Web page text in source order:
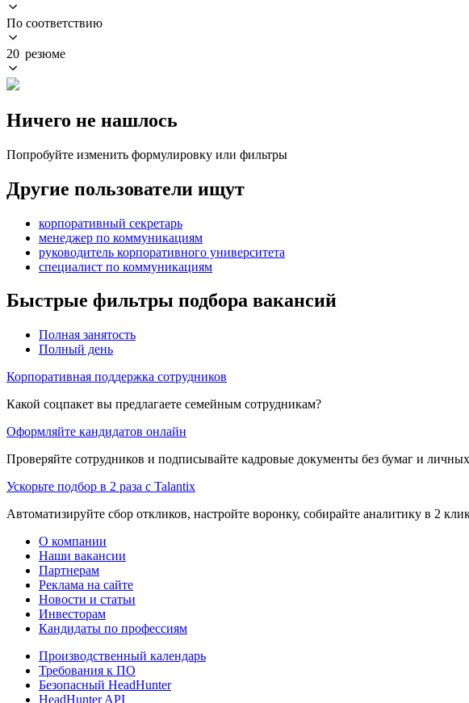
По соответствию
20 резюме
Ничего не нашлось
Попробуйте изменить формулировку или фильтры
Другие пользователи ищут
корпоративный секретарь
менеджер по коммуникациям
руководитель корпоративного университета
специалист по коммуникациям
Быстрые фильтры подбора вакансий
Полная занятость
Полный день
Корпоративная поддержка сотрудников
Какой соцпакет вы предлагаете семейным сотрудникам?
Оформляйте кандидатов онлайн
Проверяйте сотрудников и подписывайте кадровые документы без бумаг и
Ускорьте подбор в 2 раза с Talantix
Автоматизируйте сбор откликов, настройте воронку, собирайте аналитику в 2
О компании
Наши вакансии
Партнерам
Реклама на сайте
Новости и статьи
Инвесторам
Кандидаты по профессиям
Производственный календарь
Требования к ПО
Безопасный HeadHunter
HeadHunter API